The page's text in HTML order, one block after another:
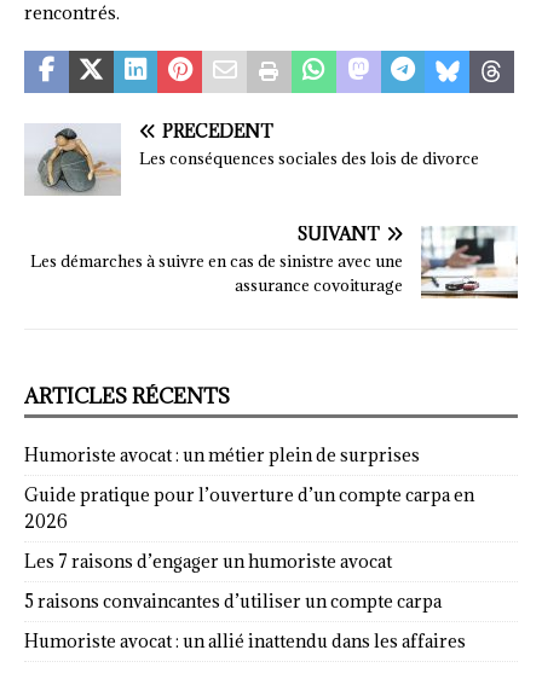
rencontrés.
PRÉCÉDENT
Les conséquences sociales des lois de divorce
SUIVANT
Les démarches à suivre en cas de sinistre avec une
assurance covoiturage
ARTICLES RÉCENTS
Humoriste avocat : un métier plein de surprises
Guide pratique pour l’ouverture d’un compte carpa en
2026
Les 7 raisons d’engager un humoriste avocat
5 raisons convaincantes d’utiliser un compte carpa
Humoriste avocat : un allié inattendu dans les affaires